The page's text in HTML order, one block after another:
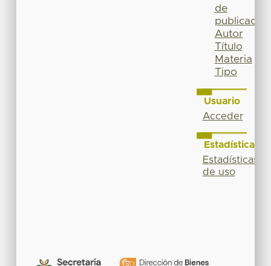
de
publicación
Autor
Título
Materia
Tipo
Usuario
Acceder
Estadísticas
Estadísticas
de uso